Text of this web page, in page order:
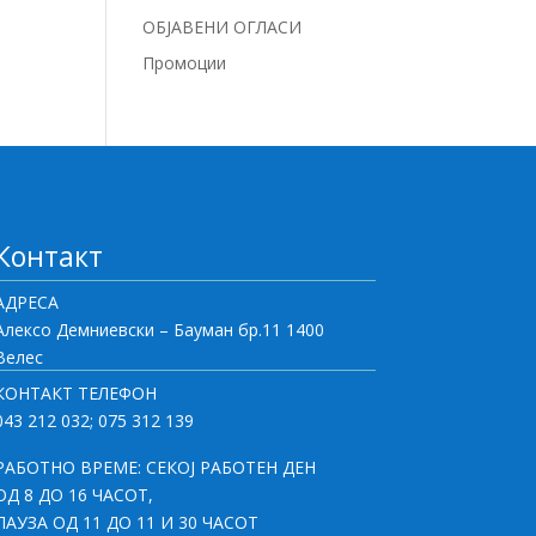
ОБЈАВЕНИ ОГЛАСИ
Промоции
Демниевски – Бауман бр.11 1400
ТЕЛЕФОН
212 032; 075 312 139
ВРЕМЕ: СЕКОЈ РАБОТЕН ДЕН
8 ДО 16 ЧАСОТ,
ОД 11 ДО 11 И 30 ЧАСОТ